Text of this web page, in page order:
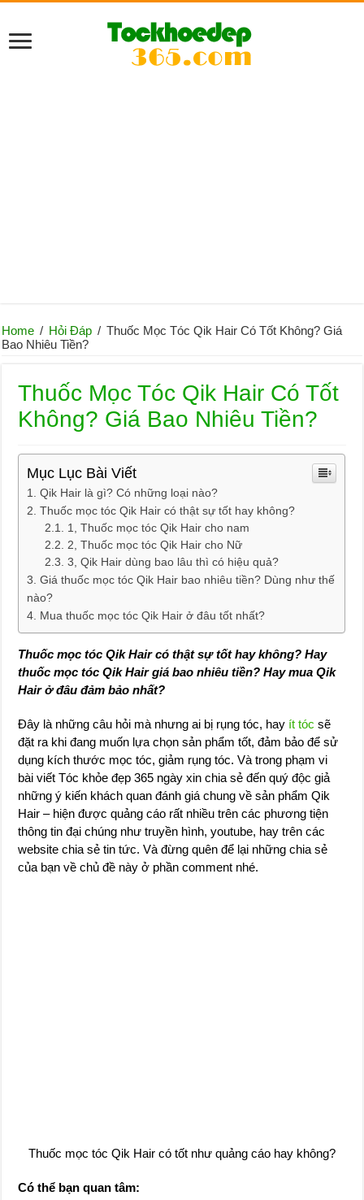
Home / Hỏi Đáp / Thuốc Mọc Tóc Qik Hair Có Tốt Không? Giá
Bao Nhiêu Tiền?
Thuốc Mọc Tóc Qik Hair Có Tốt
Không? Giá Bao Nhiêu Tiền?
Mục Lục Bài Viết
Qik Hair là gì? Có những loại nào?
Thuốc mọc tóc Qik Hair có thật sự tốt hay không?
1, Thuốc mọc tóc Qik Hair cho nam
2, Thuốc mọc tóc Qik Hair cho Nữ
3, Qik Hair dùng bao lâu thì có hiệu quả?
Giá thuốc mọc tóc Qik Hair bao nhiêu tiền? Dùng như thế
nào?
Mua thuốc mọc tóc Qik Hair ở đâu tốt nhất?
Thuốc mọc tóc Qik Hair có thật sự tốt hay không? Hay
thuốc mọc tóc Qik Hair giá bao nhiêu tiền? Hay mua Qik
Hair ở đâu đảm bảo nhất?
Đây là những câu hỏi mà nhưng ai bị rụng tóc, hay ít tóc sẽ
đặt ra khi đang muốn lựa chọn sản phẩm tốt, đảm bảo để sử
dụng kích thước mọc tóc, giảm rụng tóc. Và trong phạm vi
bài viết Tóc khỏe đẹp 365 ngày xin chia sẻ đến quý độc giả
những ý kiến khách quan đánh giá chung về sản phẩm Qik
Hair – hiện được quảng cáo rất nhiều trên các phương tiện
thông tin đại chúng như truyền hình, youtube, hay trên các
website chia sẻ tin tức. Và đừng quên để lại những chia sẻ
của bạn về chủ đề này ở phần comment nhé.
Thuốc mọc tóc Qik Hair có tốt như quảng cáo hay không?
Có thể bạn quan tâm: